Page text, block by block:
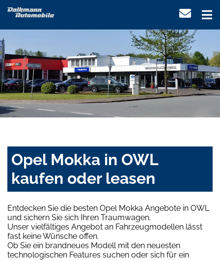
Opel Mokka in OWL
kaufen oder leasen
Entdecken Sie die besten Opel Mokka Angebote in OWL
und sichern Sie sich Ihren Traumwagen.
Unser vielfältiges Angebot an Fahrzeugmodellen lässt
fast keine Wünsche offen.
Ob Sie ein brandneues Modell mit den neuesten
technologischen Features suchen oder sich für ein